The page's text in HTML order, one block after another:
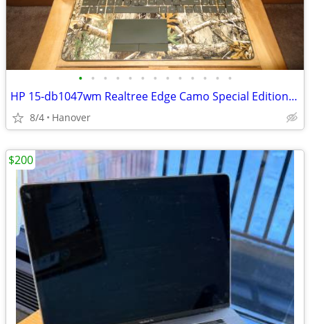
• • • • • • • • • • • • •
HP 15-db1047wm Realtree Edge Camo Special Edition Laptop Computer -Win
8/4 Hanover
$200